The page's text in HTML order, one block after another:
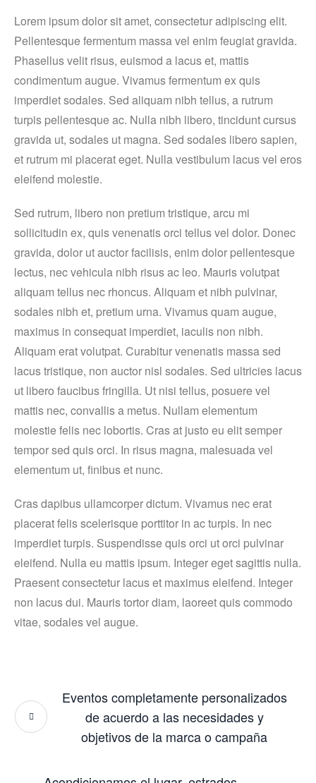
Lorem ipsum dolor sit amet, consectetur adipiscing elit.
Pellentesque fermentum massa vel enim feugiat gravida.
Phasellus velit risus, euismod a lacus et, mattis
condimentum augue. Vivamus fermentum ex quis
imperdiet sodales. Sed aliquam nibh tellus, a rutrum
turpis pellentesque ac. Nulla nibh libero, tincidunt cursus
gravida ut, sodales ut magna. Sed sodales libero sapien,
et rutrum mi placerat eget. Nulla vestibulum lacus vel eros
eleifend molestie.
Sed rutrum, libero non pretium tristique, arcu mi
sollicitudin ex, quis venenatis orci tellus vel dolor. Donec
gravida, dolor ut auctor facilisis, enim dolor pellentesque
lectus, nec vehicula nibh risus ac leo. Mauris volutpat
aliquam tellus nec rhoncus. Aliquam et nibh pulvinar,
sodales nibh et, pretium urna. Vivamus quam augue,
maximus in consequat imperdiet, iaculis non nibh.
Aliquam erat volutpat. Curabitur venenatis massa sed
lacus tristique, non auctor nisl sodales. Sed ultricies lacus
ut libero faucibus fringilla. Ut nisi tellus, posuere vel
mattis nec, convallis a metus. Nullam elementum
molestie felis nec lobortis. Cras at justo eu elit semper
tempor sed quis orci. In risus magna, malesuada vel
elementum ut, finibus et nunc.
Cras dapibus ullamcorper dictum. Vivamus nec erat
placerat felis scelerisque porttitor in ac turpis. In nec
imperdiet turpis. Suspendisse quis orci ut orci pulvinar
eleifend. Nulla eu mattis ipsum. Integer eget sagittis nulla.
Praesent consectetur lacus et maximus eleifend. Integer
non lacus dui. Mauris tortor diam, laoreet quis commodo
vitae, sodales vel augue.
Eventos completamente personalizados
de acuerdo a las necesidades y
objetivos de la marca o campaña